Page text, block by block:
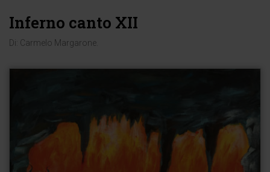
Inferno canto XII
Di: Carmelo Margarone